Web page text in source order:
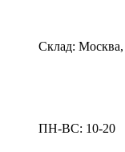
Склад: Москва,
ПН-ВС: 10-20